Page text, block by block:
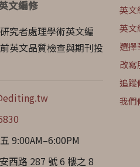
文編修
究者處理學術英文編
英文品質檢查與期刊投
9:00AM–6:00PM
西路 287 號 6 樓之 8
英文
英文
選擇
改寫
追蹤
我們